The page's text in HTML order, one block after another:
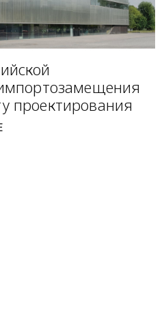
проектирования